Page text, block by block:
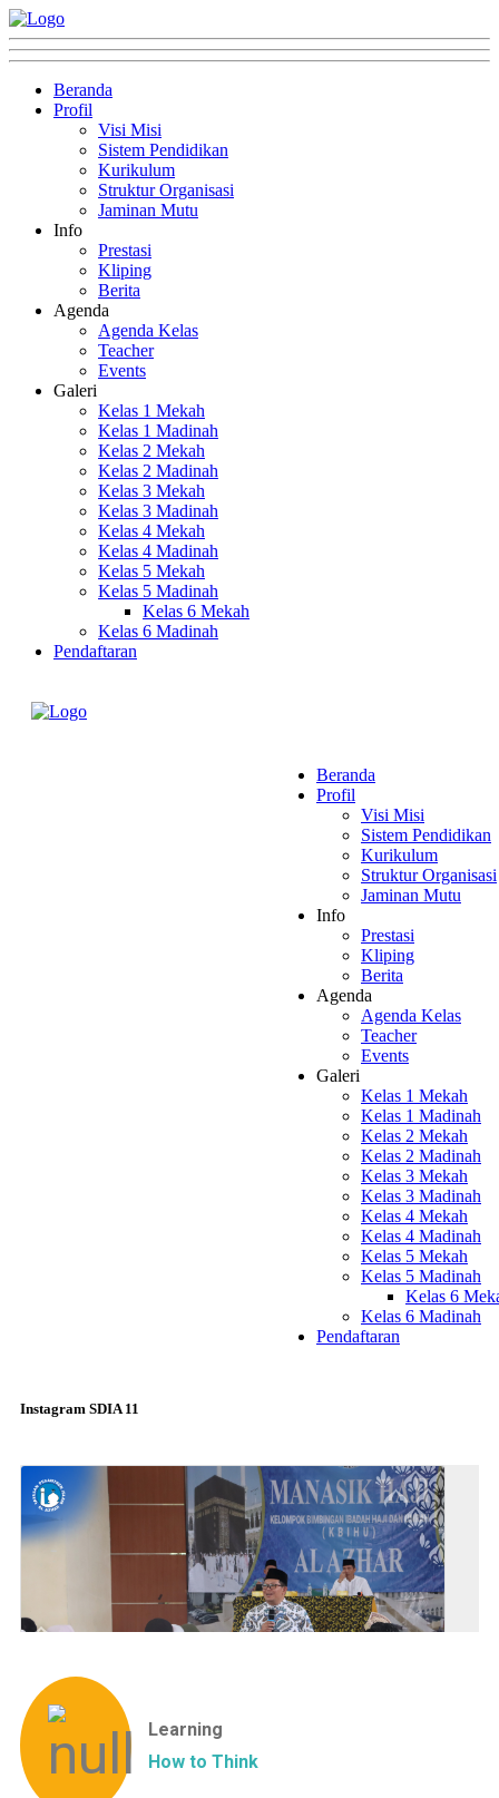
Beranda
Profil
Visi Misi
Sistem Pendidikan
Kurikulum
Struktur Organisasi
Jaminan Mutu
Info
Prestasi
Kliping
Berita
Agenda
Agenda Kelas
Teacher
Events
Galeri
Kelas 1 Mekah
Kelas 1 Madinah
Kelas 2 Mekah
Kelas 2 Madinah
Kelas 3 Mekah
Kelas 3 Madinah
Kelas 4 Mekah
Kelas 4 Madinah
Kelas 5 Mekah
Kelas 5 Madinah
Kelas 6 Mekah
Kelas 6 Madinah
Pendaftaran
Beranda
Profil
Visi Misi
Sistem Pendidikan
Kurikulum
Struktur Organisasi
Jaminan Mutu
Info
Prestasi
Kliping
Berita
Agenda
Agenda Kelas
Teacher
Events
Galeri
Kelas 1 Mekah
Kelas 1 Madinah
Kelas 2 Mekah
Kelas 2 Madinah
Kelas 3 Mekah
Kelas 3 Madinah
Kelas 4 Mekah
Kelas 4 Madinah
Kelas 5 Mekah
Kelas 5 Madinah
Kelas 6
Kelas 6 Madinah
Pendaftaran
Instagram SDIA 11
Learning
How to Think